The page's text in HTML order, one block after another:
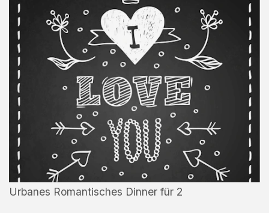
Urbanes Romantisches Dinner für 2